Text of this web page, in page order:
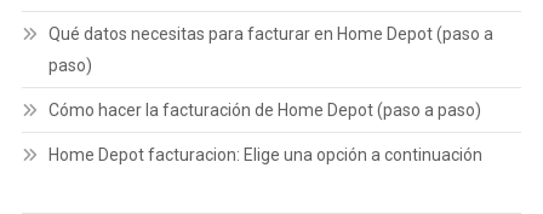
Qué datos necesitas para facturar en Home Depot (paso a
paso)
Cómo hacer la facturación de Home Depot (paso a paso)
Home Depot facturacion: Elige una opción a continuación